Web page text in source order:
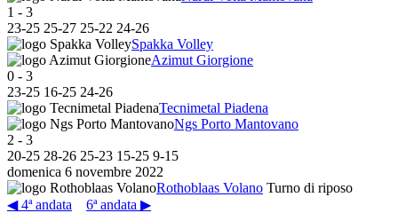
1 - 3
23-25 25-27 25-22 24-26
Spakka Volley
Azimut Giorgione
0 - 3
23-25 16-25 24-26
Tecnimetal Piadena
Ngs Porto Mantovano
2 - 3
20-25 28-26 25-23 15-25 9-15
domenica 6 novembre 2022
Rothoblaas Volano Turno di riposo
◀ 4ª andata
6ª andata ▶